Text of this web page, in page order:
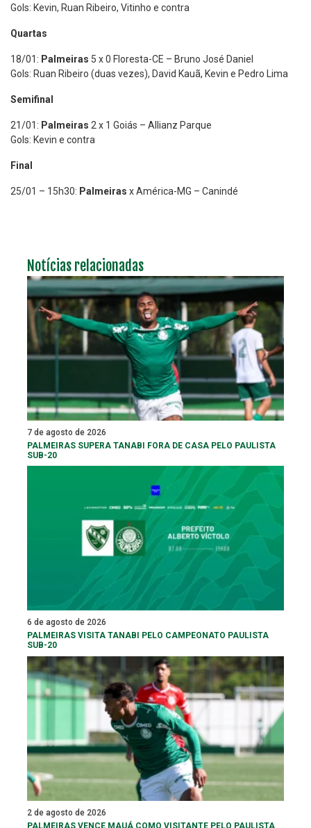
Gols: Kevin, Ruan Ribeiro, Vitinho e contra
Quartas
18/01: Palmeiras 5 x 0 Floresta-CE – Bruno José Daniel
Gols: Ruan Ribeiro (duas vezes), David Kauã, Kevin e Pedro Lima
Semifinal
21/01: Palmeiras 2 x 1 Goiás – Allianz Parque
Gols: Kevin e contra
Final
25/01 – 15h30: Palmeiras x América-MG – Canindé
Notícias relacionadas
7 de agosto de 2026
PALMEIRAS SUPERA TANABI FORA DE CASA PELO PAULISTA
SUB-20
6 de agosto de 2026
PALMEIRAS VISITA TANABI PELO CAMPEONATO PAULISTA
SUB-20
2 de agosto de 2026